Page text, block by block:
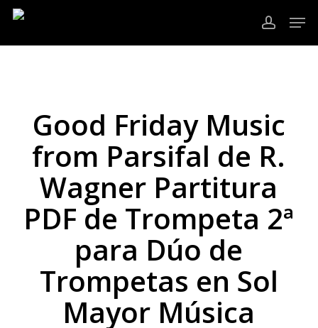
cuenta
Good Friday Music
from Parsifal de R.
Wagner Partitura
PDF de Trompeta 2ª
para Dúo de
Trompetas en Sol
Mayor Música